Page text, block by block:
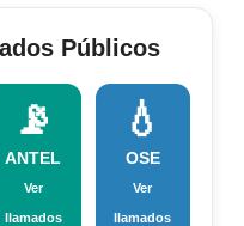
Públicos
📡
ANTEL
Ver
llamados
💧
OSE
Ver
llamados